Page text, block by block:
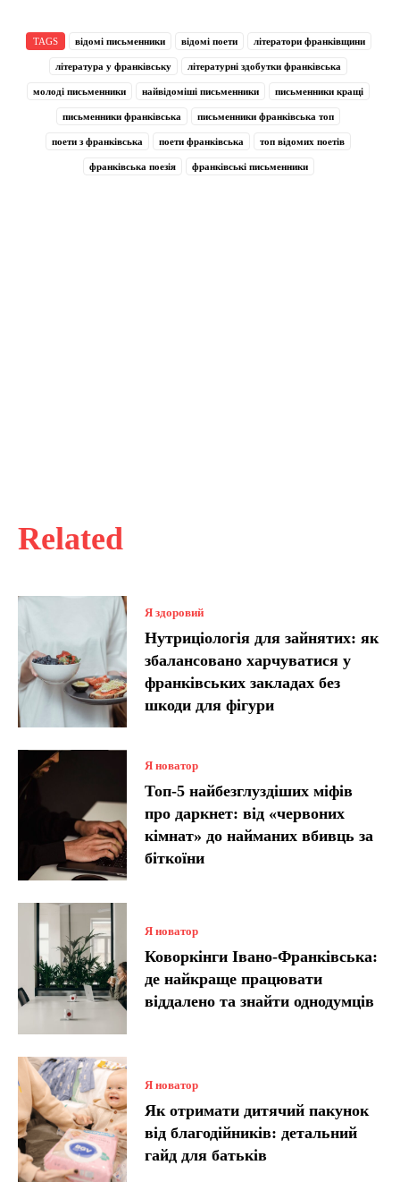
Related
Я здоровий
Нутриціологія для зайнятих: як
збалансовано харчуватися у
франківських закладах без
шкоди для фігури
Я новатор
Топ-5 найбезглуздіших міфів
про даркнет: від «червоних
кімнат» до найманих вбивць за
біткоїни
Я новатор
Коворкінги Івано-Франківська:
де найкраще працювати
віддалено та знайти однодумців
Я новатор
Як отримати дитячий пакунок
від благодійників: детальний
гайд для батьків
TAGS відомі письменники відомі поети літератори франківщини
література у франківську літературні здобутки франківська
молоді письменники найвідоміші письменники письменники кращі
письменники франківська письменники франківська топ
поети з франківська поети франківська топ відомих поетів
франківська поезія франківські письменники